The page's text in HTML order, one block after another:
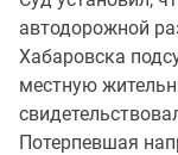
автодорожной
Хабаровска
местную
Потерпевшая